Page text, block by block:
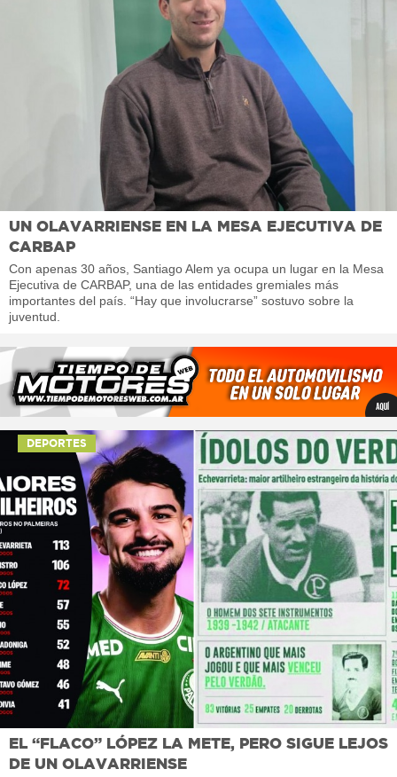
UN OLAVARRIENSE EN LA MESA EJECUTIVA DE
CARBAP
Con apenas 30 años, Santiago Alem ya ocupa un lugar en la Mesa
Ejecutiva de CARBAP, una de las entidades gremiales más
importantes del país. “Hay que involucrarse” sostuvo sobre la
juventud.
DEPORTES
EL “FLACO” LÓPEZ LA METE, PERO SIGUE LEJOS
DE UN OLAVARRIENSE